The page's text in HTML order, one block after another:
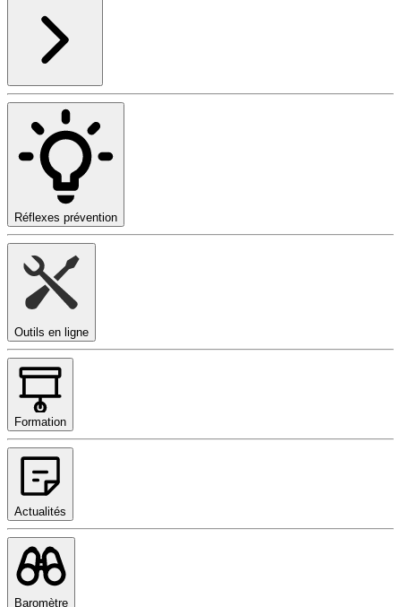
Réflexes prévention
Outils en ligne
Formation
Actualités
Baromètre